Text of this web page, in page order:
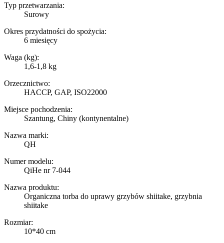
Typ przetwarzania:
Surowy
Okres przydatności do spożycia:
6 miesięcy
Waga (kg):
1,6-1,8 kg
Orzecznictwo:
HACCP, GAP, ISO22000
Miejsce pochodzenia:
Szantung, Chiny (kontynentalne)
Nazwa marki:
QH
Numer modelu:
QiHe nr 7-044
Nazwa produktu:
Organiczna torba do uprawy grzybów shiitake, grzybnia
shiitake
Rozmiar:
10*40 cm